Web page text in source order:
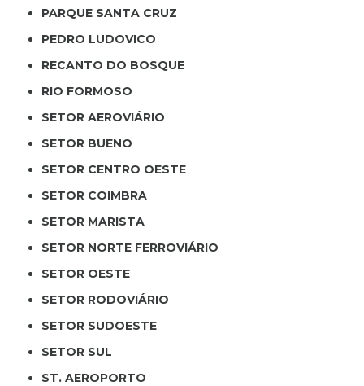
PARQUE SANTA CRUZ
PEDRO LUDOVICO
RECANTO DO BOSQUE
RIO FORMOSO
SETOR AEROVIÁRIO
SETOR BUENO
SETOR CENTRO OESTE
SETOR COIMBRA
SETOR MARISTA
SETOR NORTE FERROVIÁRIO
SETOR OESTE
SETOR RODOVIÁRIO
SETOR SUDOESTE
SETOR SUL
ST. AEROPORTO